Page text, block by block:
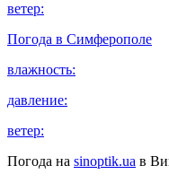
ветер:
Погода в Симферополе
влажность:
давление:
ветер:
Погода на sinoptik.ua в